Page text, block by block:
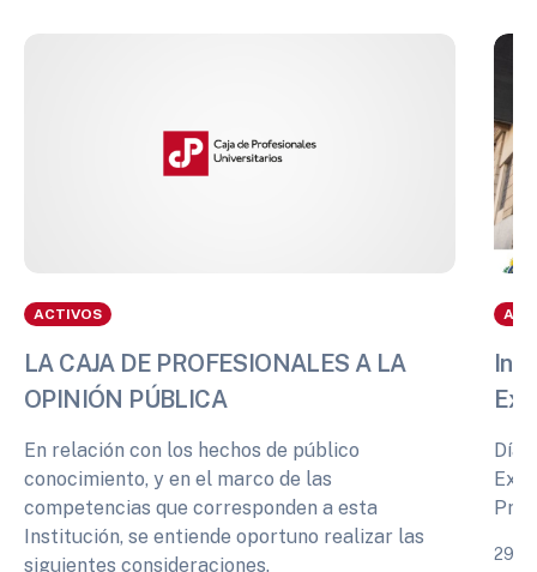
ACTIVOS
LA CAJA DE PROFESIONALES A LA
OPINIÓN PÚBLICA
En relación con los hechos de público
conocimiento, y en el marco de las
competencias que corresponden a esta
Institución, se entiende oportuno realizar las
siguientes consideraciones.
29